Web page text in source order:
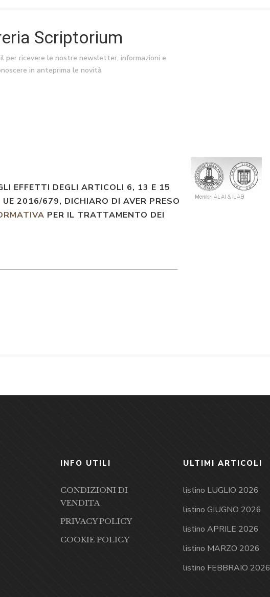
Scriptorium
per ricevere le nostre newsletter, informazioni e
in anteprima le novità
EFFETTI DEGLI ARTICOLI 6, 13 E 15
UE 2016/679, DICHIARO DI AVER PRESO
PER IL TRATTAMENTO DEI
INFO UTILI
CONDIZIONI DI
VENDITA
PRIVACY POLICY
COOKIE POLICY
ULTIMI ARTICOLI
listino LUGLIO 2026
listino GIUGNO 2026
listino APRILE 2026
listino MARZO 2026
listino FEBBRAIO 2026